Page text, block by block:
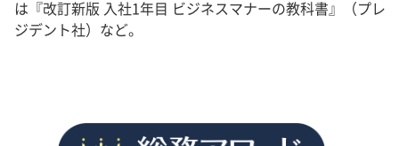
は『改訂新版 入社1年目 ビジネスマナーの教科書』（プレ
ジデント社）など。